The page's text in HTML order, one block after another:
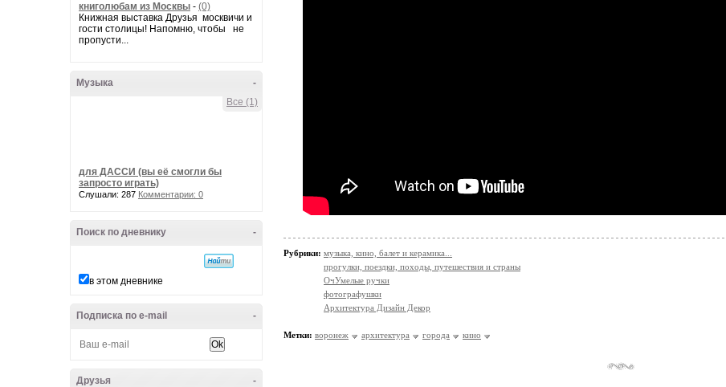
книголюбам из Москвы - (0)
Книжная выставка Друзья москвичи и
гости столицы! Напомню, чтобы не
пропусти...
-
Музыка
Все (1)
для ДАССИ (вы её смогли бы
запросто играть)
Слушали: 287 Комментарии: 0
-
Поиск по дневнику
в этом дневнике
-
Подписка по e-mail
-
Друзья
Рубрики: музыка, кино, балет и керамика...
прогулки, поездки, походы, путешествия и страны
ОчУмелые ручки
фотографушки
Архитектура Дизайн Декор
Метки: воронеж архитектура города кино